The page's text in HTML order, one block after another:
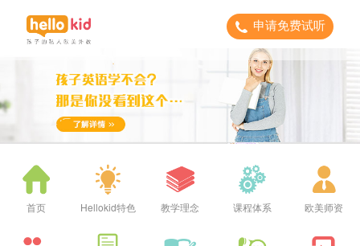
申请免费试听
首页 Hellokid特色 教学理念 课程体系 欧美师资